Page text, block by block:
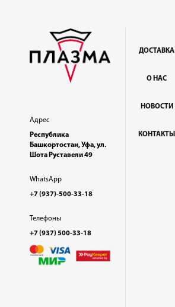
Адрес
Республика
Башкортостан, Уфа, ул.
Шота Руставели 49
WhatsApp
+7 (937)-500-33-18
Телефоны
+7 (937) 500-33-18
ДОСТАВКА
О НАС
НОВОСТИ
КОНТАКТЫ